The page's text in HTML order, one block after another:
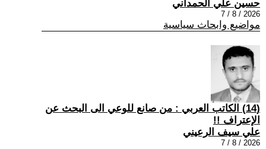
حسين علي الحمداني
2026 / 8 / 7
مواضيع وابحاث سياسية
(14) الكاتب العربي : من صانع للوعي الى البحث عن
الإعتراف !!
علي سيف الرعيني
2026 / 8 / 7